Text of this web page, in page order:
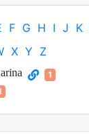
F G H I J K
X Y Z
1